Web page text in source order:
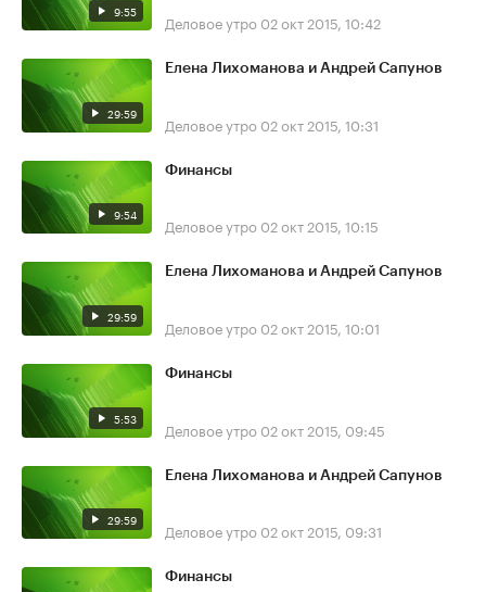
9:55 Деловое утро 02 окт 2015, 10:42
29:59
Елена Лихоманова и Андрей Сапунов
Деловое утро 02 окт 2015, 10:31
9:54
Финансы
Деловое утро 02 окт 2015, 10:15
29:59
Елена Лихоманова и Андрей Сапунов
Деловое утро 02 окт 2015, 10:01
5:53
Финансы
Деловое утро 02 окт 2015, 09:45
29:59
Елена Лихоманова и Андрей Сапунов
Деловое утро 02 окт 2015, 09:31
Финансы